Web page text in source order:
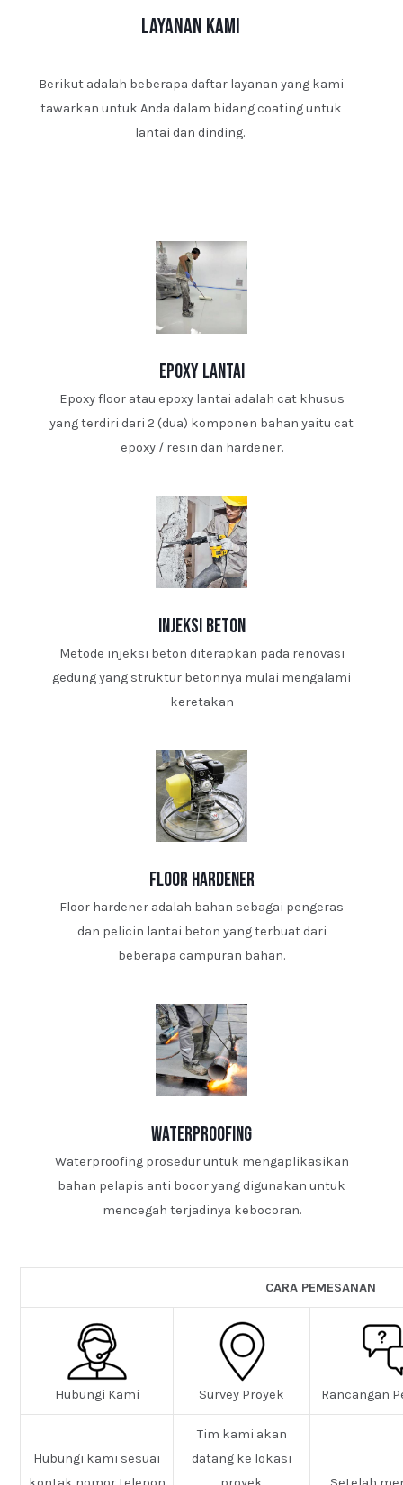
layanan kami
Berikut adalah beberapa daftar layanan yang kami
tawarkan untuk Anda dalam bidang coating untuk
lantai dan dinding.
epoxy lantai
Epoxy floor atau epoxy lantai adalah cat khusus
yang terdiri dari 2 (dua) komponen bahan yaitu cat
epoxy / resin dan hardener.
injeksi beton
Metode injeksi beton diterapkan pada renovasi
gedung yang struktur betonnya mulai mengalami
keretakan
floor hardener
Floor hardener adalah bahan sebagai pengeras
dan pelicin lantai beton yang terbuat dari
beberapa campuran bahan.
waterproofing
Waterproofing prosedur untuk mengaplikasikan
bahan pelapis anti bocor yang digunakan untuk
mencegah terjadinya kebocoran.
CARA PEMESANAN
Hubungi Kami Survey Proyek Rancangan
Hubungi kami sesuai
Tim kami akan
datang ke lokasi